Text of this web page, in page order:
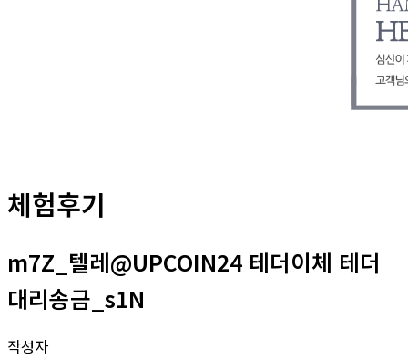
체험후기
m7Z_텔레@UPCOIN24 테더이체 테더
대리송금_s1N
작성자